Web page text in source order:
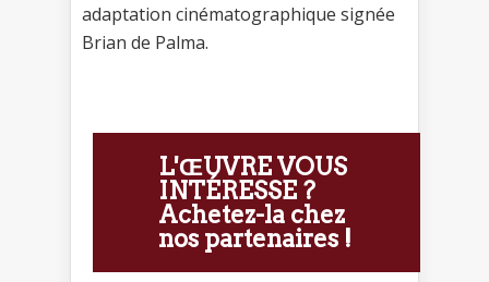
adaptation cinématographique signée
Brian de Palma.
L'ŒUVRE VOUS
INTÉRESSE ?
Achetez-la chez
nos partenaires !